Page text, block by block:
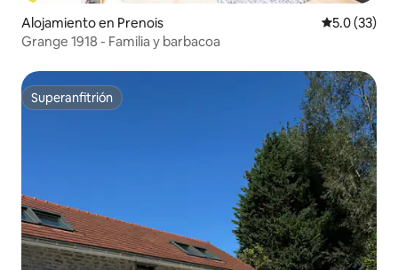
Alojamiento en Prenois Calificación
5.0 (33)
Grange 1918 - Familia y barbacoa
Superanfitrión
Superanfitrión